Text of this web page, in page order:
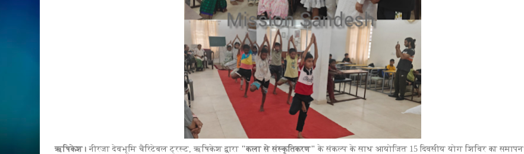
ऋषिकेश। नीरजा देवभूमि चैरिटेबल ट्रस्ट, ऋषिकेश द्वारा "कला से संस्कृतिकरण" के संकल्प के साथ आयोजित 15 दिवसीय योग शिविर का समापन